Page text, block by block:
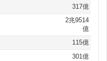
317億
2兆9514
億
115億
301億